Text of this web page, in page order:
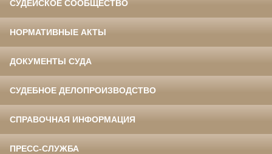
СУДЕЙСКОЕ СООБЩЕСТВО
НОРМАТИВНЫЕ АКТЫ
ДОКУМЕНТЫ СУДА
СУДЕБНОЕ ДЕЛОПРОИЗВОДСТВО
СПРАВОЧНАЯ ИНФОРМАЦИЯ
ПРЕСС-СЛУЖБА